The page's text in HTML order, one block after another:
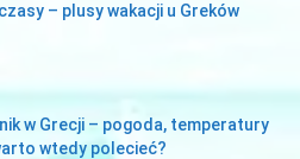
– plusy wakacji u Greków
w Grecji – pogoda, temperatury
wtedy polecieć?